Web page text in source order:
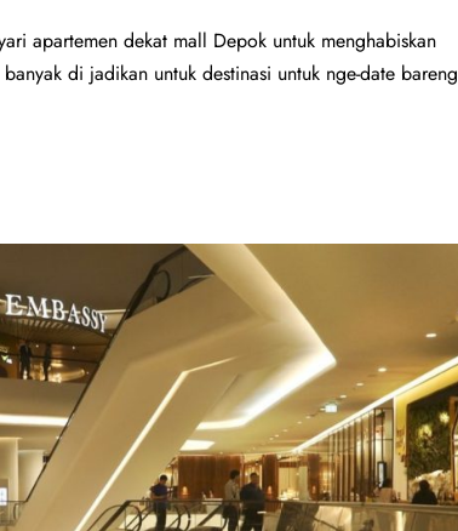
apartemen dekat mall Depok untuk menghabiskan
di jadikan untuk destinasi untuk nge-date bareng